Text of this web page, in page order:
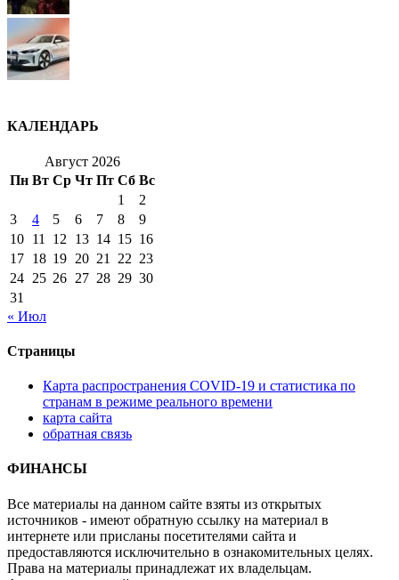
КАЛЕНДАРЬ
Август 2026
Пн Вт Ср Чт Пт Сб Вс
1
2
3
4 5 6 7 8
9
10 11 12 13 14 15 16
17 18 19 20 21 22 23
24 25 26 27 28 29 30
31
« Июл
Страницы
Карта распространения COVID-19 и статистика по
странам в режиме реального времени
карта сайта
обратная связь
ФИНАНСЫ
Все материалы на данном сайте взяты из открытых
источников - имеют обратную ссылку на материал в
интернете или присланы посетителями сайта и
предоставляются исключительно в ознакомительных целях.
Права на материалы принадлежат их владельцам.